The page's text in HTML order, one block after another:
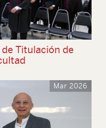
Titulación de
Mar 2026